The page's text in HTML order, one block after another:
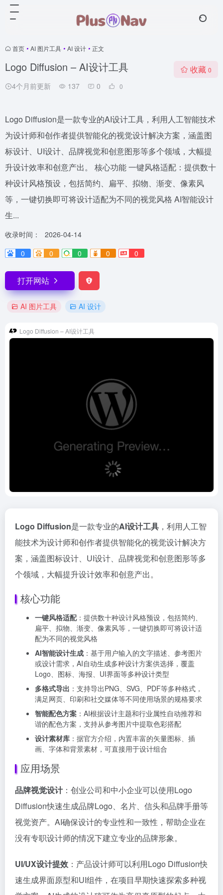
首页 • AI 图片工具 • AI 设计 • 正文
Logo Diffusion – AI设计工具
4个月前更新 137 0 0
收藏 0
Logo Diffusion是一款专业的AI设计工具，利用人工智能技术
为设计师和创作者提供智能化的视觉设计解决方案，涵盖图
标设计、UI设计、品牌视觉和创意图形等多个领域，大幅提
升设计效率和创意产出。 核心功能 一键风格适配：提供数十
种设计风格预设，包括简约、扁平、拟物、渐变、像素风
等，一键切换即可将设计适配为不同的视觉风格 AI智能设计
生...
收录时间：
2026-04-14
0
0 0 0 0
打开网站
AI 图片工具 AI 设计
Logo Diffusion – AI设计工具
Logo Diffusion是一款专业的AI设计工具 ，利用人工智
能技术为设计师和创作者提供智能化的视觉设计解决方
案，涵盖图标设计、UI设计、品牌视觉和创意图形等多
个领域，大幅提升设计效率和创意产出。
核心功能
一键风格适配：提供数十种设计风格预设，包括简约、
扁平、拟物、渐变、像素风等，一键切换即可将设计适
配为不同的视觉风格
AI智能设计生成 ：基于用户输入的文字描述、参考图片
或设计需求，AI自动生成多种设计方案供选择，覆盖
Logo、图标、海报、UI界面等多种设计类型
多格式导出 ：支持导出PNG、SVG、PDF等多种格式，
满足网页、印刷和社交媒体等不同使用场景的规格要求
智能配色方案 ：AI根据设计主题和行业属性自动推荐和
谐的配色方案，支持从参考图片中提取色彩搭配
设计素材库 ：据官方介绍，内置丰富的矢量图标、插
画、字体和背景素材，可直接用于设计组合
应用场景
品牌视觉设计：创业公司和中小企业可以使用Logo
Diffusion快速生成品牌Logo、名片、信头和品牌手册等
视觉资产。AI确保设计的专业性和一致性，帮助企业在
没有专职设计师的情况下建立专业的品牌形象。
UI/UX设计提效 ：产品设计师可以利用Logo Diffusion快
速生成界面原型和UI组件，在项目早期快速探索多种视